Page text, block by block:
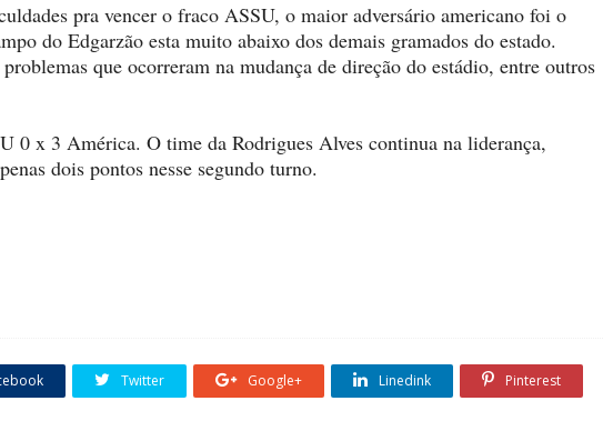
pra vencer o fraco ASSU, o maior adversário americano foi o
do Edgarzão esta muito abaixo dos demais gramados do estado.
que ocorreram na mudança de direção do estádio, entre outros
0 x 3 América. O time da Rodrigues Alves continua na liderança,
dois pontos nesse segundo turno.
Twitter Google+ Linedink Pinterest